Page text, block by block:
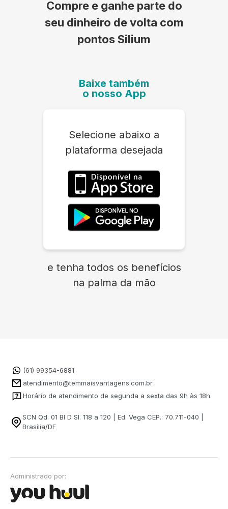
Compre e ganhe parte do
seu dinheiro de volta com
pontos Silium
Baixe também
o nosso App
e tenha todos os benefícios
na palma da mão
Selecione abaixo a
plataforma desejada
(61) 99354-6881
atendimento@temmaisvantagens.com.br
Horário de atendimento de segunda a sexta das 9h às 18h.
SCN Qd. 01 Bl D Sl. 118 a 120 | Ed. Vega CEP.: 70.711-040 |
Brasília/DF
Administrado por: